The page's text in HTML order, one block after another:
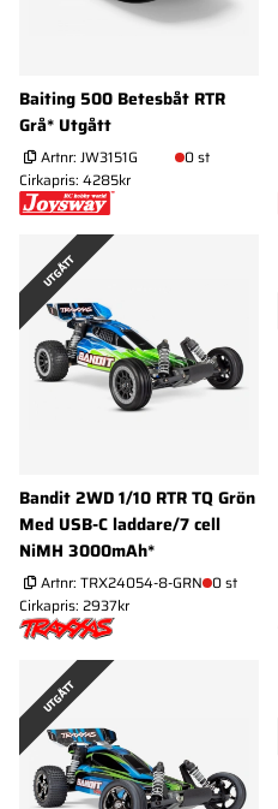
Baiting 500 Betesbåt RTR
Grå* Utgått
Artnr: JW3151G
0 st
Cirkapris: 4285kr
UTGÅTT
Bandit 2WD 1/10 RTR TQ Grön
Med USB-C laddare/7 cell
NiMH 3000mAh*
Artnr: TRX24054-8-GRN 0 st
Cirkapris: 2937kr
UTGÅTT